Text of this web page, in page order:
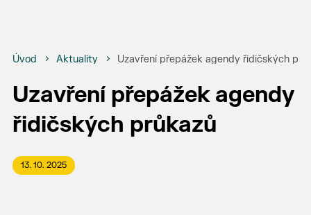
Úvod Aktuality Uzavření přepážek agendy řidičských
Uzavření přepážek agendy
řidičských průkazů
13. 10. 2025